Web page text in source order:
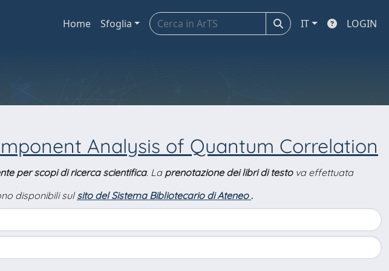
Home Sfoglia IT LOGIN
Analysis of Quantum Correlation
per scopi di ricerca scientifica. La prenotazione dei libri di testova effettuata
disponibili sul sito del Sistema Bibliotecario di Ateneo .